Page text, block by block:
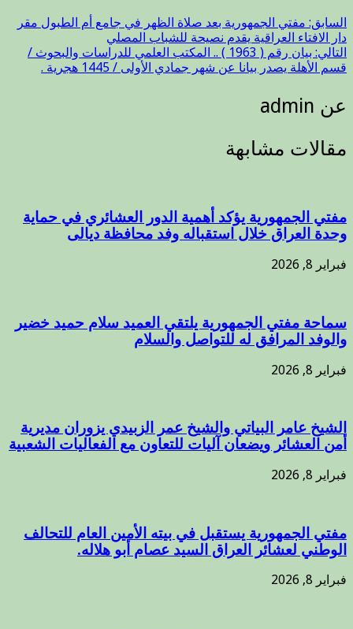
.
مغلقة
السابق: مفتي الجمهورية بعد صلاة الظهر في جامع أم الطبول مقر
دار الافتاء العراقية يقدم نصيحة للشباب المصلي
التالي:
بيان رقم ( 1963 ) .. المكتب العلمي للدراسات والبحوث /
قسم الأهلة يصدر بيانا عن شهر جمادي الأولى / 1445 هجرية .
عن admin
مقالات مشابهة
مفتي الجمهورية يؤكد أهمية الدور العشائري في حماية
وحدة العراق خلال استقباله وفد محافظة ديالى
فبراير 8, 2026
سماحة مفتي الجمهورية يلتقي العميد سلام حميد خضير
والوفد المرافق له للتواصل والسلام
فبراير 8, 2026
الشيخ عامر البياتي والشيخ عمر الزبيدي يزوران مديرية
أمن العشائر ويضعان آليات للتعاون مع الفعاليات الشعبية
فبراير 8, 2026
مفتي الجمهورية يستقبل في بيته الأمين العام للتحالف
الوطني لعشائر العراق السيد عصام أبو هلاله.
فبراير 8, 2026